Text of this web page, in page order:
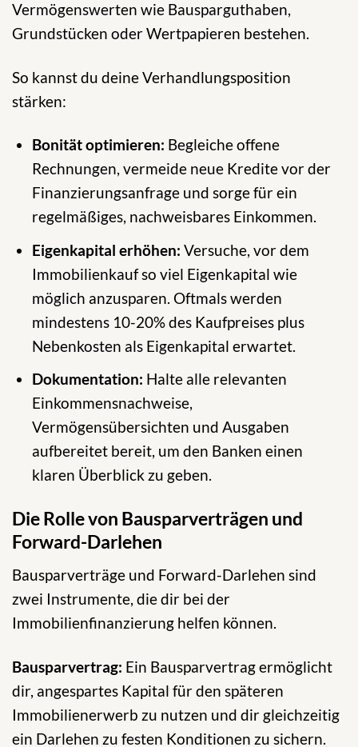
Vermögenswerten wie Bausparguthaben,
Grundstücken oder Wertpapieren bestehen.
So kannst du deine Verhandlungsposition
stärken:
Bonität optimieren: Begleiche offene
Rechnungen, vermeide neue Kredite vor der
Finanzierungsanfrage und sorge für ein
regelmäßiges, nachweisbares Einkommen.
Eigenkapital erhöhen: Versuche, vor dem
Immobilienkauf so viel Eigenkapital wie
möglich anzusparen. Oftmals werden
mindestens 10-20% des Kaufpreises plus
Nebenkosten als Eigenkapital erwartet.
Dokumentation: Halte alle relevanten
Einkommensnachweise,
Vermögensübersichten und Ausgaben
aufbereitet bereit, um den Banken einen
klaren Überblick zu geben.
Die Rolle von Bausparverträgen und
Forward-Darlehen
Bausparverträge und Forward-Darlehen sind
zwei Instrumente, die dir bei der
Immobilienfinanzierung helfen können.
Bausparvertrag: Ein Bausparvertrag ermöglicht
dir, angespartes Kapital für den späteren
Immobilienerwerb zu nutzen und dir gleichzeitig
ein Darlehen zu festen Konditionen zu sichern.